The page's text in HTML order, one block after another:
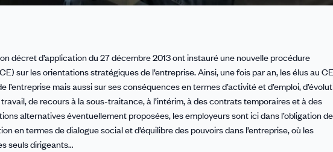
décret d’application du 27 décembre 2013 ont instauré une nouvelle procédure
sur les orientations stratégiques de l’entreprise. Ainsi, une fois par an, les élus au CE
mais aussi sur ses conséquences en termes d’activité et d’emploi,
de recours à la sous-traitance, à l’intérim, à des contrats temporaires et à des
alternatives éventuellement proposées, les employeurs sont ici dans l’obligation de
en termes de dialogue social et d’équilibre des pouvoirs dans l’entreprise, où les
seuls dirigeants…